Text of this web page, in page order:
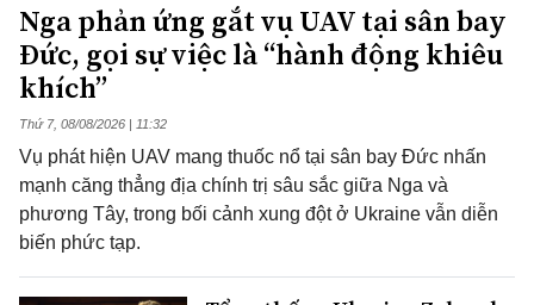
Nga phản ứng gắt vụ UAV tại sân bay
Đức, gọi sự việc là “hành động khiêu
khích”
Thứ 7, 08/08/2026 | 11:32
Vụ phát hiện UAV mang thuốc nổ tại sân bay Đức nhấn
mạnh căng thẳng địa chính trị sâu sắc giữa Nga và
phương Tây, trong bối cảnh xung đột ở Ukraine vẫn diễn
biến phức tạp.